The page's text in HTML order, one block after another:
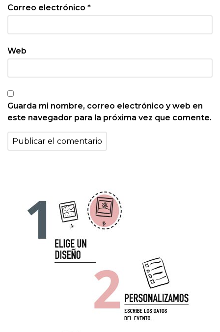
Correo electrónico *
Web
Guarda mi nombre, correo electrónico y web en
este navegador para la próxima vez que comente.